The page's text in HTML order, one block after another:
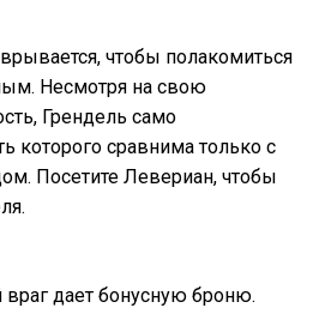
чтобы полакомиться
Несмотря на свою
Грендель само
которого сравнима только с
Посетите Левериан, чтобы
дает бонусную броню.